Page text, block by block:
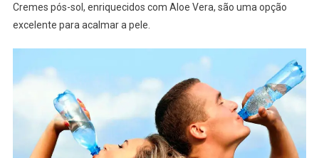
Cremes pós-sol, enriquecidos com Aloe Vera, são uma opção
excelente para acalmar a pele.